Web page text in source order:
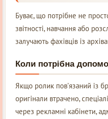
Буває, що потрібне не
звітності, навчання або
залучають фахівців із
Коли потрібна
Якщо ролик пов’язаний із
оригінали втрачено,
через рекламні кабінети,